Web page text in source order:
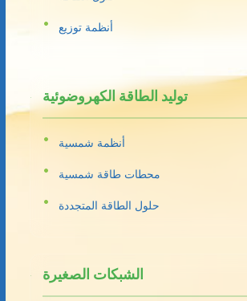
أنظمة توزيع
توليد الطاقة الكهروضوئية
أنظمة شمسية
محطات طاقة شمسية
حلول الطاقة المتجددة
الشبكات الصغيرة